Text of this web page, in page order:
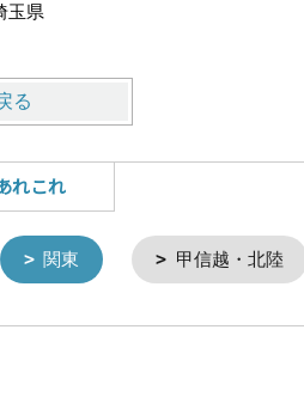
玉県
る
れこれ
関東 甲信越・北陸